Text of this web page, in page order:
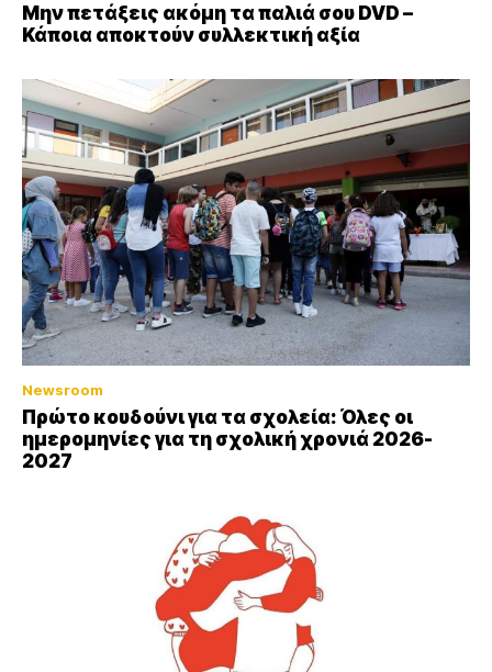
Μην πετάξεις ακόμη τα παλιά σου DVD –
Κάποια αποκτούν συλλεκτική αξία
Newsroom
Πρώτο κουδούνι για τα σχολεία: Όλες οι
ημερομηνίες για τη σχολική χρονιά 2026-
2027